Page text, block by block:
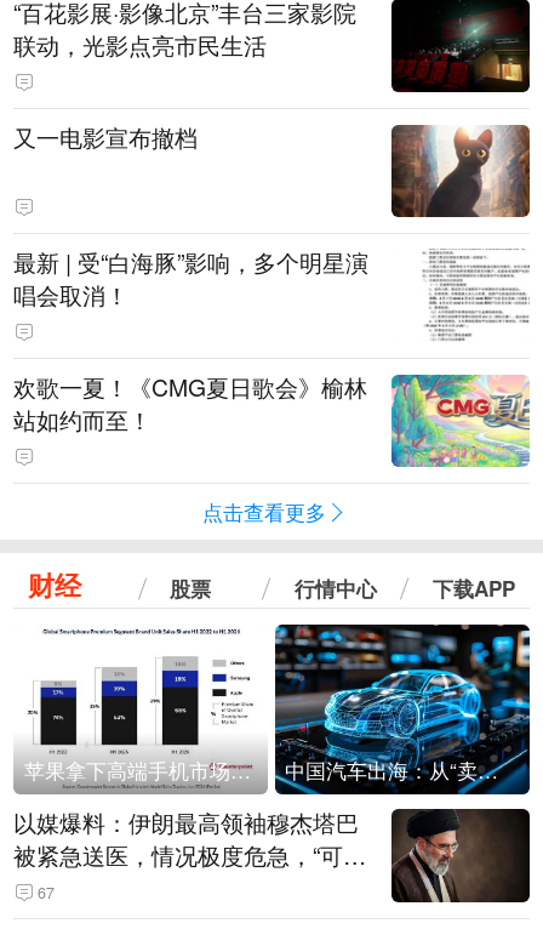
“百花影展·影像北京”丰台三家影院
联动，光影点亮市民生活
又一电影宣布撤档
最新 | 受“白海豚”影响，多个明星演
唱会取消！
欢歌一夏！《CMG夏日歌会》榆林
站如约而至！
点击查看更多
财经 股票 行情中心 下载APP
苹果拿下高端手机市场65%的份额：iPhone 17系列功不可没 中国汽车出海：从“卖出去”到“走进去”
以媒爆料：伊朗最高领袖穆杰塔巴
被紧急送医，情况极度危急，“可能
随时会死去”
67